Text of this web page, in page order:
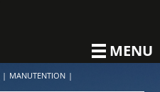
MENU
| MANUTENTION |